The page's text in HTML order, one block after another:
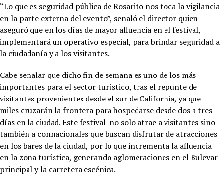
“Lo que es seguridad pública de Rosarito nos toca la vigilancia
en la parte externa del evento”, señaló el director quien
aseguró que en los días de mayor afluencia en el festival,
implementará un operativo especial, para brindar seguridad a
la ciudadanía y a los visitantes.
Cabe señalar que dicho fin de semana es uno de los más
importantes para el sector turístico, tras el repunte de
visitantes provenientes desde el sur de California, ya que
miles cruzarán la frontera para hospedarse desde dos a tres
días en la ciudad. Este festival no solo atrae a visitantes sino
también a connacionales que buscan disfrutar de atracciones
en los bares de la ciudad, por lo que incrementa la afluencia
en la zona turística, generando aglomeraciones en el Bulevar
principal y la carretera escénica.